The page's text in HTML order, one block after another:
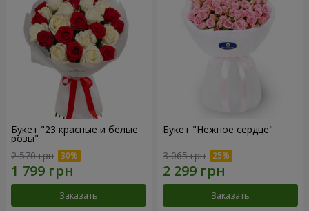
Букет "23 красные и белые
розы"
2 570 грн
Заказать
Букет "Нежное сердце"
3 065 грн
Заказать